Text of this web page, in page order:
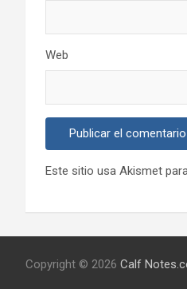
Web
Este sitio usa Akismet
Copyright © 2026 Calf